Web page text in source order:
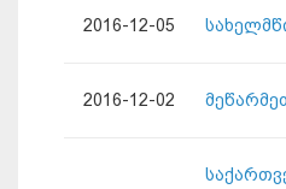
2016-12-05
2016-12-02